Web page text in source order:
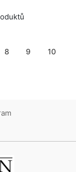
8 9 10